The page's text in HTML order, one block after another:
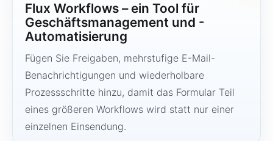
Flux Workflows – ein Tool für
Geschäftsmanagement und -
Automatisierung
Fügen Sie Freigaben, mehrstufige E-Mail-
Benachrichtigungen und wiederholbare
Prozessschritte hinzu, damit das Formular Teil
eines größeren Workflows wird statt nur einer
einzelnen Einsendung.